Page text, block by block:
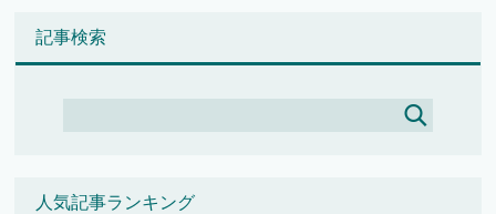
記事検索
人気記事ランキング